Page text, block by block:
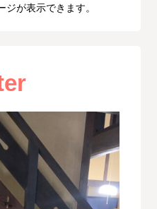
が表示できます。